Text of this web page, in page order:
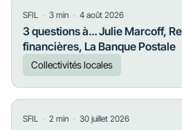
SFIL ・ 3 min ・ 4 août 2026
3 questions à… Julie Marcoff,
financières, La Banque Postale
Collectivités locales
SFIL ・ 2 min ・ 30 juillet 2026